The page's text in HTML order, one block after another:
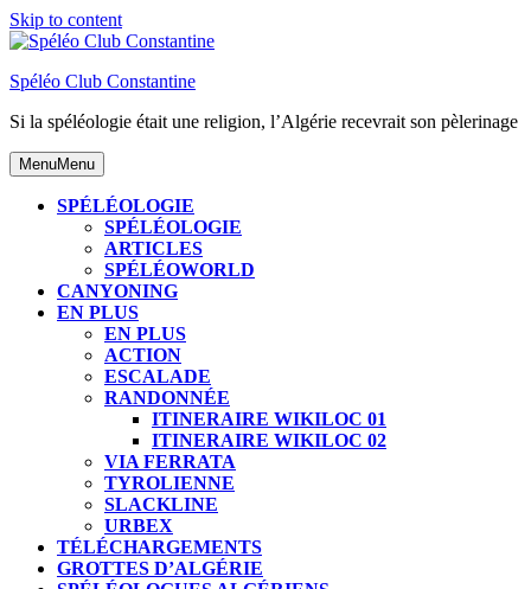
Skip to content
Spéléo Club Constantine
Si la spéléologie était une religion, l’Algérie recevrait son pèlerinage
MenuMenu
SPÉLÉOLOGIE
SPÉLÉOLOGIE
ARTICLES
SPÉLÉOWORLD
CANYONING
EN PLUS
EN PLUS
ACTION
ESCALADE
RANDONNÉE
ITINERAIRE WIKILOC 01
ITINERAIRE WIKILOC 02
VIA FERRATA
TYROLIENNE
SLACKLINE
URBEX
TÉLÉCHARGEMENTS
GROTTES D’ALGÉRIE